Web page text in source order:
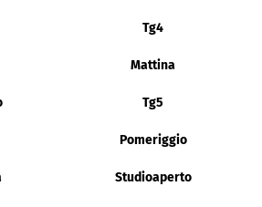
Tg4
Mattina
Tg5
Pomeriggio
Studioaperto